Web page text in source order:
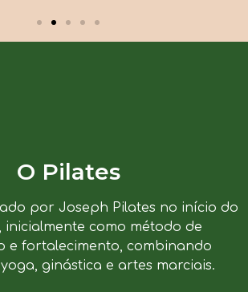
O Pilates
por Joseph Pilates no início do
inicialmente como método de
e fortalecimento, combinando
ginástica e artes marciais.